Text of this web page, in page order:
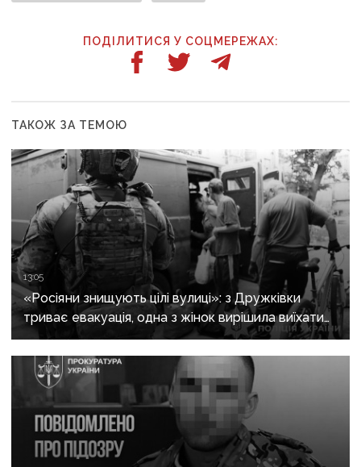
ПОДІЛИТИСЯ У СОЦМЕРЕЖАХ:
ТАКОЖ ЗА ТЕМОЮ
13:05
«Росіяни знищують цілі вулиці»: з Дружківки
триває евакуація, одна з жінок вирішила виїхати
після загибелі чоловіка